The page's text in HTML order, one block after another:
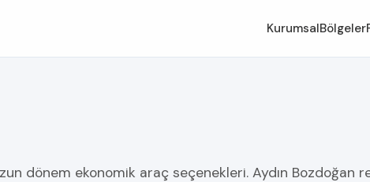
KurumsalBölgeler
dönem ekonomik araç seçenekleri. Aydın Bozdoğan